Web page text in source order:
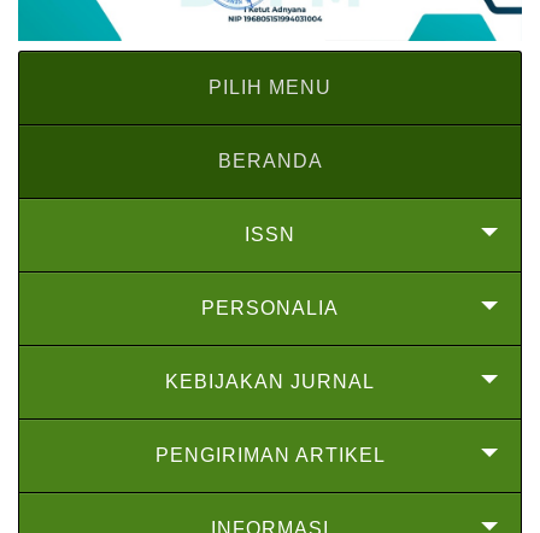
PILIH MENU
BERANDA
ISSN
PERSONALIA
KEBIJAKAN JURNAL
PENGIRIMAN ARTIKEL